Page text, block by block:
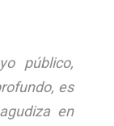
público,
es
en